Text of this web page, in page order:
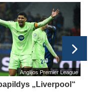
Anglijos Premier League
„Liverpool“